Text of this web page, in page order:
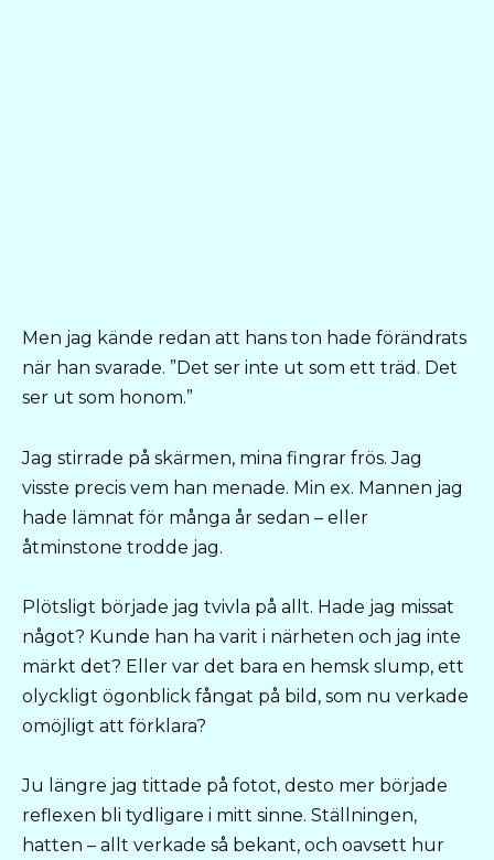
Men jag kände redan att hans ton hade förändrats
när han svarade. ”Det ser inte ut som ett träd. Det
ser ut som honom.”
Jag stirrade på skärmen, mina fingrar frös. Jag
visste precis vem han menade. Min ex. Mannen jag
hade lämnat för många år sedan – eller
åtminstone trodde jag.
Plötsligt började jag tvivla på allt. Hade jag missat
något? Kunde han ha varit i närheten och jag inte
märkt det? Eller var det bara en hemsk slump, ett
olyckligt ögonblick fångat på bild, som nu verkade
omöjligt att förklara?
Ju längre jag tittade på fotot, desto mer började
reflexen bli tydligare i mitt sinne. Ställningen,
hatten – allt verkade så bekant, och oavsett hur